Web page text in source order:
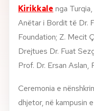
Kirikkale nga Turqia
Anëtar i Bordit të Dr.
Foundation; Z. Mecit
Drejtues Dr. Fuat
Prof. Dr. Ersan Aslan,
Ceremonia e
dhjetor, në kampusin